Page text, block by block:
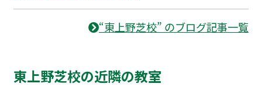
“東上野芝校” のブログ記事一覧
東上野芝校の近隣の教室